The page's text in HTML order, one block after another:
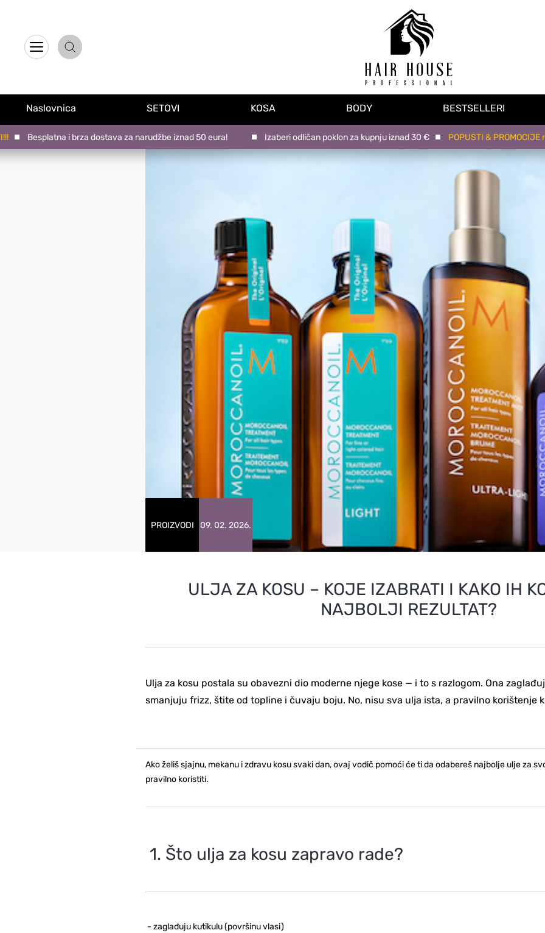
Proizvodi na promociji
Novo u ponudi
Naslovnica SETOVI KOSA BODY BESTSELLERI
Besplatna i brza dostava za narudžbe iznad 50 eura! Izaberi odličan poklon za kupnju iznad 30 € POPUSTI & PROMOCIJE na
PROIZVODI 09. 02. 2026.
ULJA ZA KOSU – KOJE IZABRATI I KAKO IH
NAJBOLJI REZULTAT?
Ulja za kosu postala su obavezni dio moderne njege kose — i to s razlogom. Ona
smanjuju frizz, štite od topline i čuvaju boju. No, nisu sva ulja ista, a pravilno korištenje
Ako želiš sjajnu, mekanu i zdravu kosu svaki dan, ovaj vodič pomoći će ti da odabereš najbolje ulje za
pravilno koristiti.
1. Što ulja za kosu zapravo rade?
- zaglađuju kutikulu (površinu vlasi)